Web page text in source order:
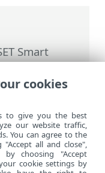
Smart
>
laiku
cookies
to give you the best
our website traffic,
You can agree to the
all and close",
by choosing "Accept
cookie settings by